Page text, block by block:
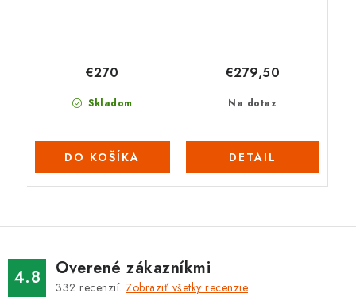
Skladom
€270
DO KOŠÍKA
Na dotaz
€279,50
DETAIL
4.8 Overené zákazníkmi
332 recenzií. Zobraziť všetky recenzie